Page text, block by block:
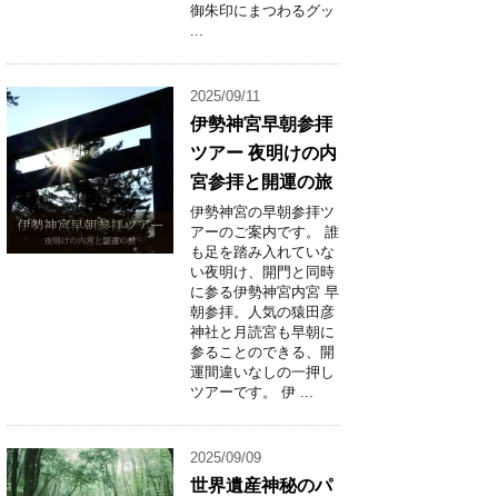
御朱印にまつわるグッ
...
2025/09/11
伊勢神宮早朝参拝
ツアー 夜明けの内
宮参拝と開運の旅
伊勢神宮の早朝参拝ツ
アーのご案内です。 誰
も足を踏み入れていな
い夜明け、開門と同時
に参る伊勢神宮内宮 早
朝参拝。人気の猿田彦
神社と月読宮も早朝に
参ることのできる、開
運間違いなしの一押し
ツアーです。 伊 ...
2025/09/09
世界遺産神秘のパ